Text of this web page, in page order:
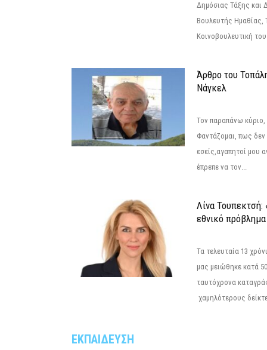
Δημόσιας Τάξης και
Βουλευτής
Κοινοβουλευτική
Άρθρο του
Νάγκελ
Τον παραπάνω
Φαντάζομαι, πως δεν
εσείς,αγαπητοί μου
έπρεπε να τον...
Λίνα Τουπεκτσή:
εθνικό πρόβλημα
Τα τελευταία 13
μας μειώθηκε κατά
ταυτόχρονα
χαμηλότερους
ΕΚΠΑΙΔΕΥΣΗ